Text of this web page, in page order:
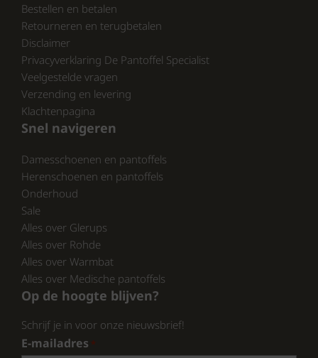
reputatie opgebouwd als betrouwbare
leverancier van goede kwaliteit pantoffels
met een uitstekende pasvorm. Dit maakt de
Rohde heren pantoffels een populaire keuze
onder consumenten die waarde hechten aan
comfort en duurzaamheid.
Ben je geïnteresseerd in de Rohde heren
pantoffels? Dan kun je ze nu eenvoudig
kopen bij
https://www.pantoffelspecialist.nl/
van de combinatie van stijl, comfort en
kwaliteit in jouw nieuwe pantoffels.
CONCLUSIE:
Wacht niet langer en ervaar zelf het comfort
van de Rohde heren pantoffels bij de
Bestellen en betalen
Retourneren en terugbetalen
Disclaimer
Privacyverklaring De Pantoffel Specialist
Veelgestelde vragen
Verzending en levering
Klachtenpagina
Snel navigeren
Damesschoenen en pantoffels
Herenschoenen en pantoffels
Onderhoud
Sale
Alles over Glerups
Alles over Rohde
Alles over Warmbat
Alles over Medische pantoffels
Op de hoogte blijven?
Schrijf je in voor onze nieuwsbrief!
E-mailadres *